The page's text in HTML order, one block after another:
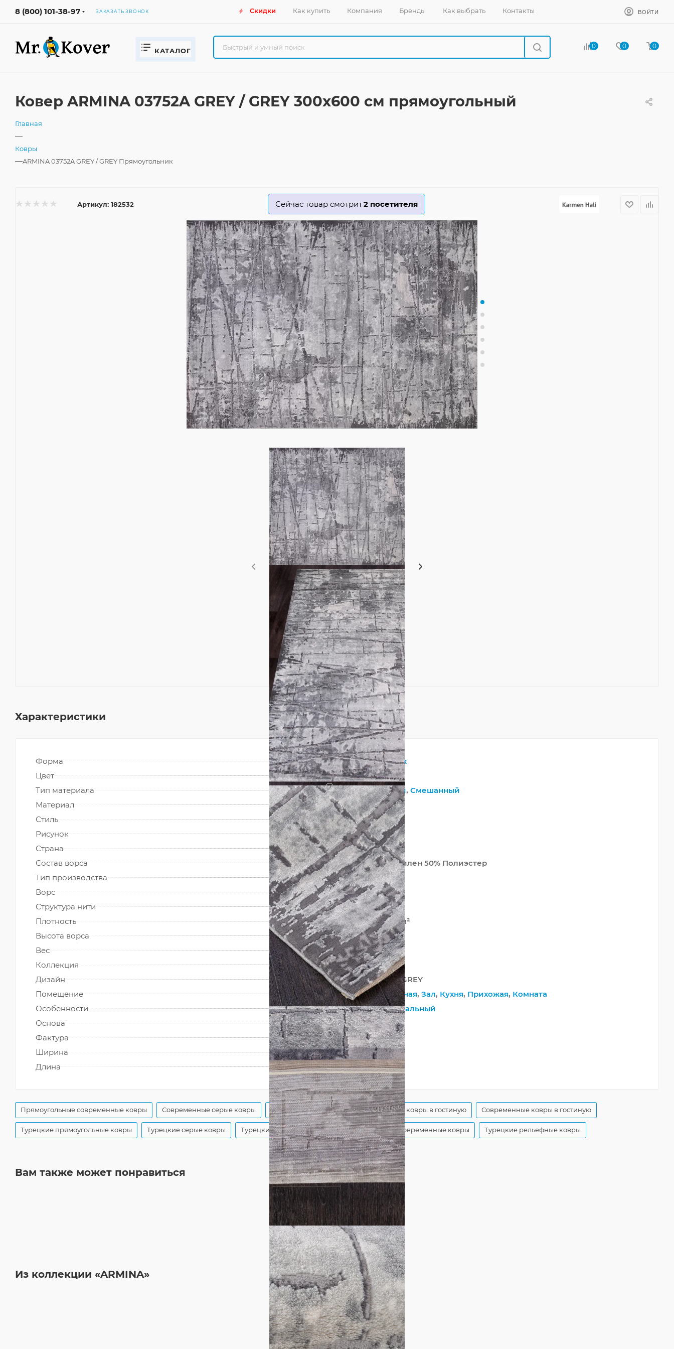
8 (800) 101-38-97 ЗАКАЗАТЬ ЗВОНОК Скидки Как купить Компания Бренды Как выбрать Контакты ВОЙТИ
КАТАЛОГ
0 0 0
Ковер ARMINA 03752A GREY / GREY 300x600 см прямоугольный
Главная
—
Ковры
—ARMINA 03752A GREY / GREY Прямоугольник
Артикул: 182532 Сейчас товар смотрит2 посетителя
Характеристики
Форма
Прямоугольник
Цвет
Серый
Тип материала
? Синтетический, Смешанный
Материал
Полипропилен
Стиль
Современный
Рисунок
Абстракция
Страна
Турция
Состав ворса
50% Полипропилен 50% Полиэстер
Тип производства
Машинный
Ворс
?
Средний
Структура нити
?
Хит-сет
Плотность
462 000 точек/м²
Высота ворса
10 мм
Вес
2350 г/м²
Коллекция
ARMINA
Дизайн
03752A GREY / GREY
Помещение
Веранда,Гостиная, Зал, Кухня, Прихожая, Комната
Особенности
На пол,Оригинальный
Основа
?
Джутовая
Фактура
?
Рельефный
Ширина
300
Длина
600
Прямоугольные современные ковры Современные серые ковры Серые ковры с абстракцией Серые ковры в гостиную Современные ковры в гостиную
Турецкие прямоугольные ковры Турецкие серые ковры Турецкие синтетические ковры Турецкие современные ковры Турецкие рельефные ковры
Вам также может понравиться
Из коллекции «ARMINA»